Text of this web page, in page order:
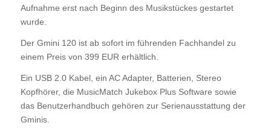
Aufnahme erst nach Beginn des Musikstückes gestartet
wurde.
Der Gmini 120 ist ab sofort im führenden Fachhandel zu
einem Preis von 399 EUR erhältlich.
Ein USB 2.0 Kabel, ein AC Adapter, Batterien, Stereo
Kopfhörer, die MusicMatch Jukebox Plus Software sowie
das Benutzerhandbuch gehören zur Serienausstattung der
Gminis.